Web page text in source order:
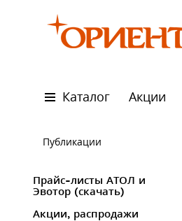
Каталог Акции
Публикации
Прайс-листы АТОЛ и
Эвотор (скачать)
Акции, распродажи